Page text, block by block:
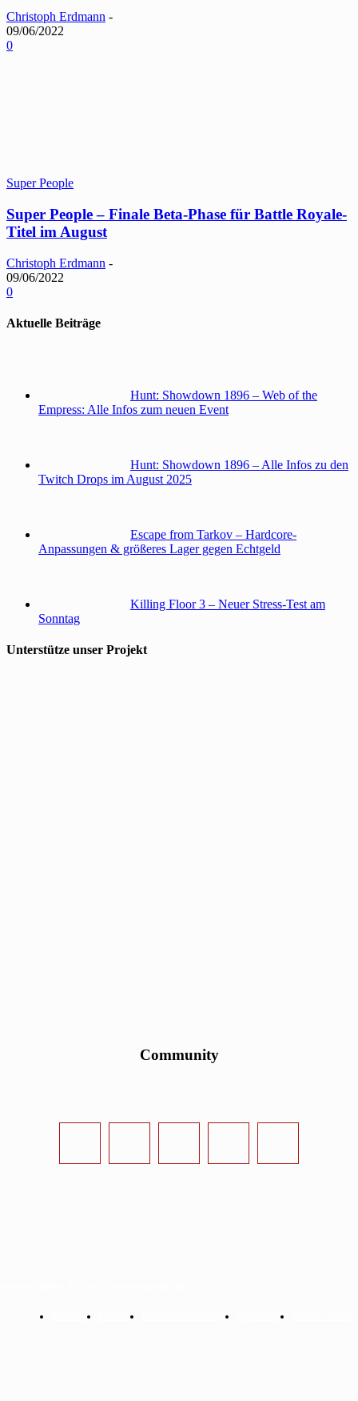
Christoph Erdmann -
09/06/2022
0
Super People
Super People – Finale Beta-Phase für Battle Royale-
Titel im August
Christoph Erdmann -
09/06/2022
0
Aktuelle Beiträge
Hunt: Showdown 1896 – Web of the
Empress: Alle Infos zum neuen Event
Hunt: Showdown 1896 – Alle Infos zu den
Twitch Drops im August 2025
Escape from Tarkov – Hardcore-
Anpassungen & größeres Lager gegen Echtgeld
Killing Floor 3 – Neuer Stress-Test am
Sonntag
Unterstütze unser Projekt
Community